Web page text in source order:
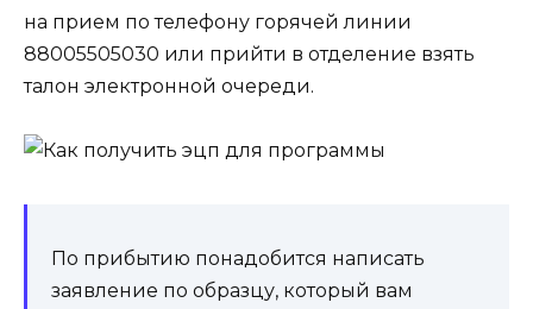
на прием по телефону горячей линии
88005505030‬‭‬ или прийти в отделение взять
талон электронной очереди.
По прибытию понадобится написать
заявление по образцу, который вам